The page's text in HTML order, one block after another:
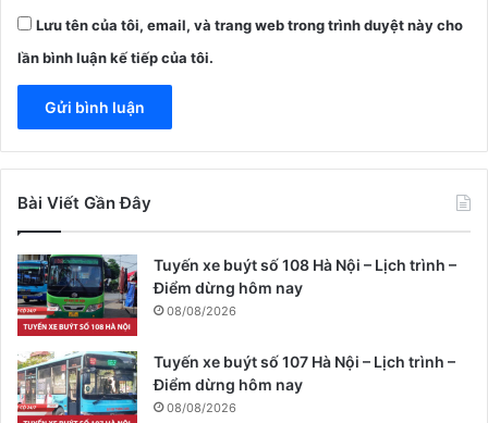
Lưu tên của tôi, email, và trang web trong trình duyệt này cho
lần bình luận kế tiếp của tôi.
Bài Viết Gần Đây
Tuyến xe buýt số 108 Hà Nội – Lịch trình –
Điểm dừng hôm nay
08/08/2026
Tuyến xe buýt số 107 Hà Nội – Lịch trình –
Điểm dừng hôm nay
08/08/2026